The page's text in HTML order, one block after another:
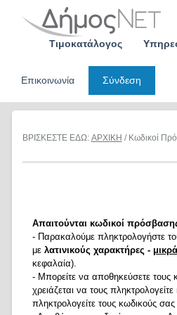
Τιμοκατάλογος
Επικοινωνία
Σύνδεση
ΒΡΙΣΚΕΣΤΕ ΕΔΩ: ΑΡΧΙΚΗ / Κωδικοί
Απαιτούνται κωδικοί
- Παρακαλούμε πληκτρολογήστε
με λατινικούς χαρακτήρες -
κεφαλαία).
- Μπορείτε να αποθηκεύσετε
χρειάζεται να τους
πληκτρολογείτε τους κωδικούς σας